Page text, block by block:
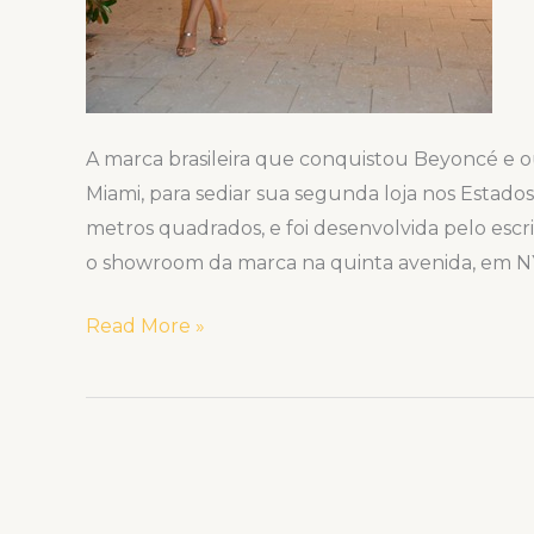
A marca brasileira que conquistou Beyoncé e
Miami, para sediar sua segunda loja nos
metros quadrados, e foi desenvolvida pelo
o showroom da marca na quinta avenida, em
Read More »